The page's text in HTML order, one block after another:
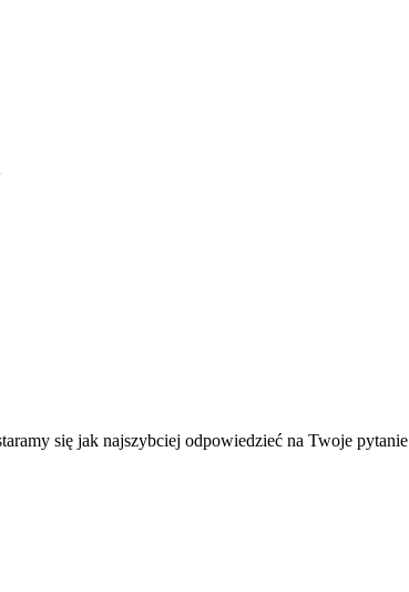
się jak najszybciej odpowiedzieć na Twoje pytanie